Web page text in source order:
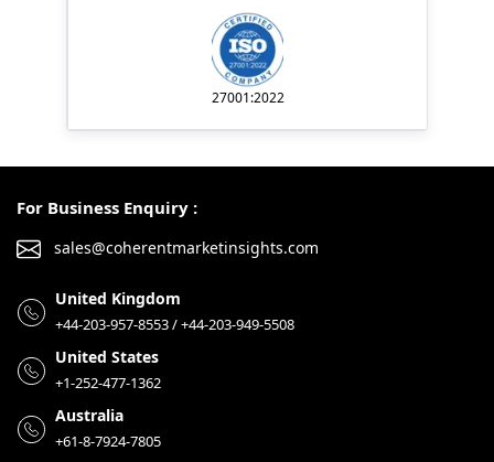
27001:2022
For Business Enquiry :
sales@coherentmarketinsights.com
United Kingdom
+44-203-957-8553 / +44-203-949-5508
United States
+1-252-477-1362
Australia
+61-8-7924-7805